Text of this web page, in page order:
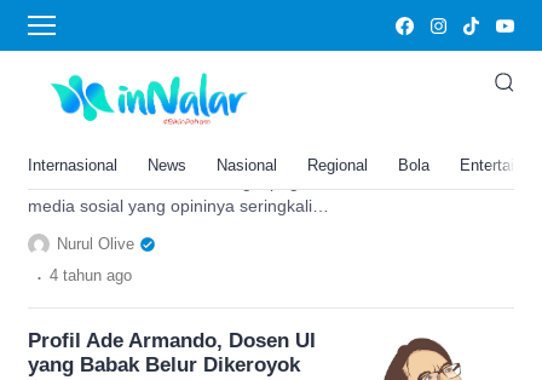
Internasional News Nasional Regional Bola
dikeroyok
Profil Ade Armando, Dosen UI
yang Babak Belur Dikeroyok
media sosial yang opininya seringkali
menyudutkan suatu kaum dan agama
tertentu.
Nurul Olive
. 4 tahun ago
Profil Ade Armando, Dosen UI
yang Babak Belur Dikeroyok